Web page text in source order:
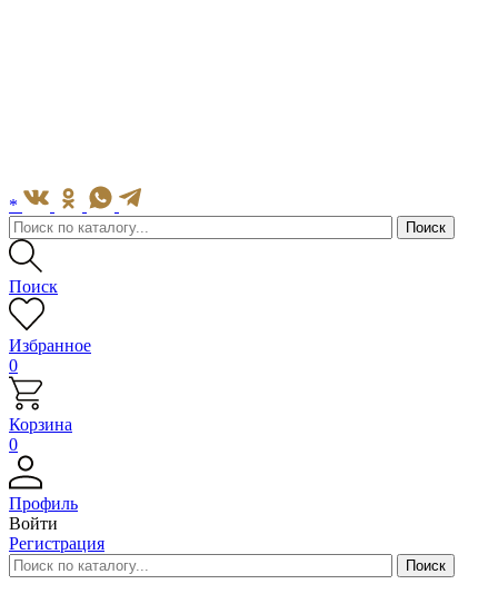
*
Поиск
Избранное
0
Корзина
0
Профиль
Войти
Регистрация